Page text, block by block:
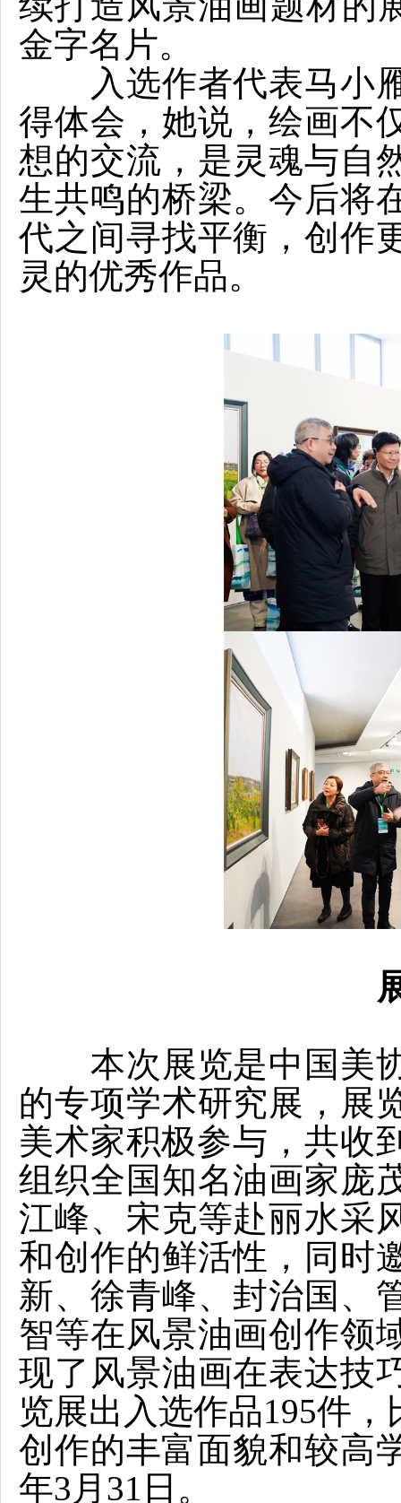
金字名片。
入选作者代表马小
得体会，她说，绘画不
想的交流，是灵魂与自
生共鸣的桥梁。今后将
代之间寻找平衡，创作
灵的优秀作品。
本次展览是中国美
的专项学术研究展，展
美术家积极参与，共收
组织全国知名油画家庞
江峰、宋克等赴丽水采
和创作的鲜活性，同时
新、徐青峰、封治国、
智等在风景油画创作领
现了风景油画在表达技
览展出入选作品195件
创作的丰富面貌和较高
年3月31日。